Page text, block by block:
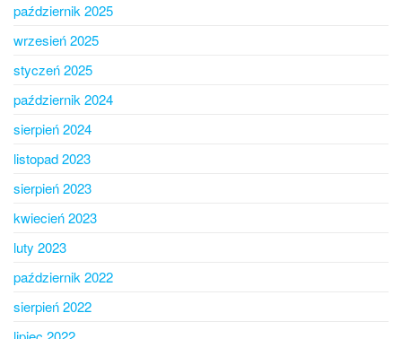
październik 2025
wrzesień 2025
styczeń 2025
październik 2024
sierpień 2024
listopad 2023
sierpień 2023
kwiecień 2023
luty 2023
październik 2022
sierpień 2022